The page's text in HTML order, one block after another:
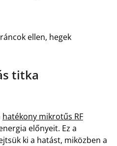
ellen, hegek
titka
hatékony mikrotűs RF
előnyeit. Ez a
ki a hatást, miközben a